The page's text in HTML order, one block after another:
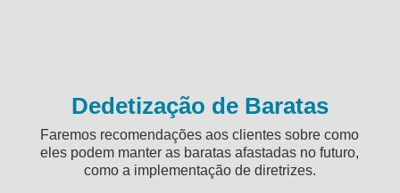
Dedetização de Baratas
Faremos recomendações aos clientes sobre como
eles podem manter as baratas afastadas no futuro,
como a implementação de diretrizes.